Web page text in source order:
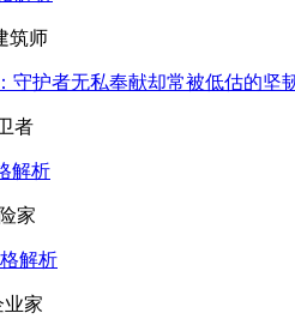
筑师
守护者无私奉献却常被低估的坚
者
解析
家
解析
业家